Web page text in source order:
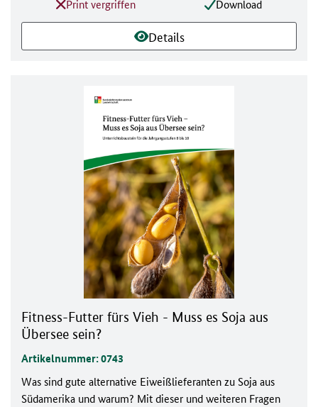
Print vergriffen Download
Details
Fitness-Futter fürs Vieh - Muss es Soja aus
Übersee sein?
Artikelnummer: 0743
Was sind gute alternative Eiweißlieferanten zu Soja aus
Südamerika und warum? Mit dieser und weiteren Fragen